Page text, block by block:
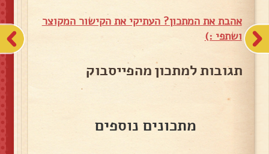
אהבת את המתכון? העתיקי את הקישור המקוצר
ושתפי :)
תגובות למתכון מהפייסבוק
מתכונים נוספים